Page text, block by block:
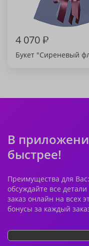
4 070₽
Букет "Сиреневый
В
быстрее!
Преимущества для
обсуждайте все
заказ онлайн на всех
бонусы за каждый